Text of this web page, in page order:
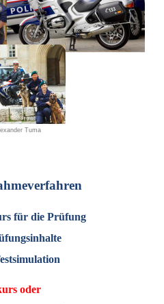
Tuma
für die Prüfung
oder